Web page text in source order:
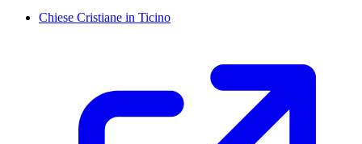
Chiese Cristiane in Ticino